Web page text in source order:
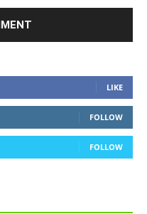
LIKE
FOLLOW
FOLLOW